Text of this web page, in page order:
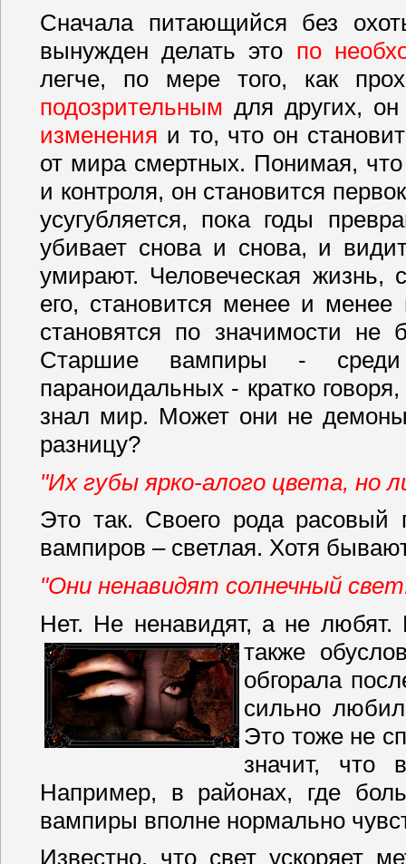
Сначала питающийся без
вынужден делать это по
легче, по мере того, как
подозрительным для других,
изменения и то, что он
от мира смертных. Понимая, что
и контроля, он становится
усугубляется, пока годы
убивает снова и снова, и
умирают. Человеческая жизнь,
его, становится менее и менее
становятся по значимости
Старшие вампиры - среди
параноидальных - кратко
знал мир. Может они не демоны
разницу?
"Их губы ярко-алого цвета, но
Это так. Своего рода
вампиров – светлая. Хотя
"Они ненавидят солнечный
Нет. Не ненавидят, а не
также
обгорала
сильно
Это тоже не
значит, что
Например, в районах, где
вампиры вполне нормально
Известно, что свет ускоряет